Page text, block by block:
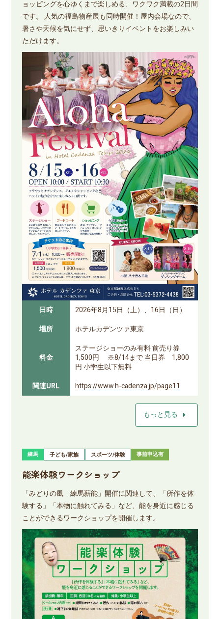
ョッピングを心ゆくまで楽しめる、ワクワク満載の2日間
です。 人気の福島物産展も同時開催！屋内会場なので、
暑さや天候を気にせず、思いきりイベントをお楽しみい
ただけます。
日時
2026年8月15日（土）、16日（日）
場所
ホテルカデンツァ東京
料金
ステージショーのみ有料 前売り券
1,500円 ※8/14まで 当日券 1,800
円 小学生以下無料
関連URL
https://www.h-cadenza.jp/page11
もっと見る arrow_right
練馬 子ども/家族 スポーツ/体験 事前申込有
能楽体験ワークショップ
「みどりの風 練馬薪能」開催に関連して、「所作を体
験する」「本物に触れてみる」など、能を身近に感じる
ことができるワークショップを開催します。